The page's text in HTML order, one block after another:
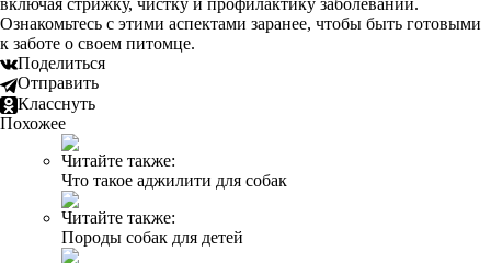
включая стрижку, чистку и профилактику заболеваний.
Ознакомьтесь с этими аспектами заранее, чтобы быть готовыми
к заботе о своем питомце.
Поделиться
Отправить
Класснуть
Похожее
Читайте также:
Что такое аджилити для собак
Читайте также:
Породы собак для детей